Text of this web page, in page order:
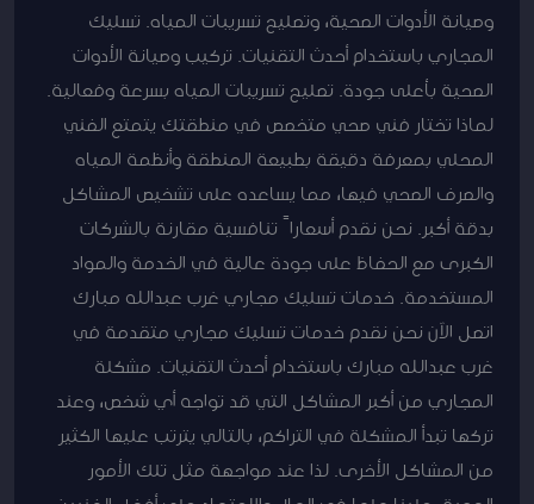
وصيانة الأدوات الصحية، وتصليح تسريبات المياه. تسليك
المجاري باستخدام أحدث التقنيات. تركيب وصيانة الأدوات
الصحية بأعلى جودة. تصليح تسريبات المياه بسرعة وفعالية.
لماذا تختار فني صحي متخصص في منطقتك يتمتع الفني
المحلي بمعرفة دقيقة بطبيعة المنطقة وأنظمة المياه
والصرف الصحي فيها، مما يساعده على تشخيص المشاكل
بدقة أكبر. نحن نقدم أسعاراً تنافسية مقارنة بالشركات
الكبرى مع الحفاظ على جودة عالية في الخدمة والمواد
المستخدمة. خدمات تسليك مجاري غرب عبدالله مبارك
اتصل الآن نحن نقدم خدمات تسليك مجاري متقدمة في
غرب عبدالله مبارك باستخدام أحدث التقنيات. مشكلة
المجاري من أكبر المشاكل التي قد تواجه أي شخص، وعند
تركها تبدأ المشكلة في التراكم، بالتالي يترتب عليها الكثير
من المشاكل الأخرى. لذا عند مواجهة مثل تلك الأمور